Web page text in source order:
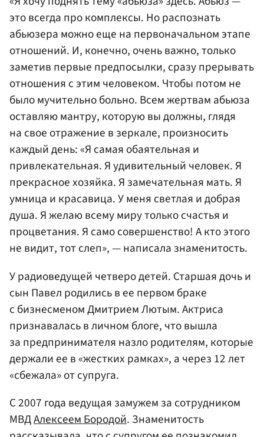
это всегда про комплексы. Но распознать
абьюзера можно еще на первоначальном этапе
отношений. И, конечно, очень важно, только
заметив первые предпосылки, сразу прерывать
отношения с этим человеком. Чтобы потом не
было мучительно больно. Всем жертвам абьюза
оставляю мантру, которую вы должны, глядя
на свое отражение в зеркале, произносить
каждый день: «Я самая обаятельная и
привлекательная. Я удивительный человек. Я
прекрасное хозяйка. Я замечательная мать. Я
умница и красавица. У меня светлая и добрая
душа. Я желаю всему миру только счастья и
процветания. Я само совершенство! А кто этого
не видит, тот слеп», — написала знаменитость.
У радиоведущей четверо детей. Старшая дочь и
сын Павел родились в ее первом браке
с бизнесменом Дмитрием Лютым. Актриса
признавалась в личном блоге, что вышла
за предпринимателя назло родителям, которые
держали ее в «жестких рамках», а через 12 лет
«сбежала» от супруга.
С 2007 года ведущая замужем за сотрудником
МВДАлексеем Бородой. Знаменитость